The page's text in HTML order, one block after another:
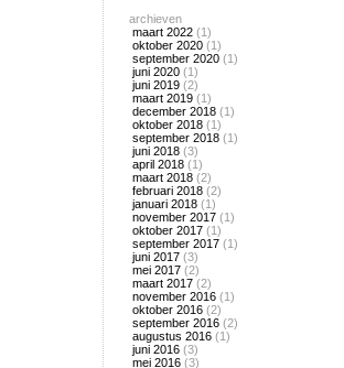
archieven
maart 2022 (1)
oktober 2020 (1)
september 2020 (1)
juni 2020 (1)
juni 2019 (2)
maart 2019 (1)
december 2018 (1)
oktober 2018 (1)
september 2018 (1)
juni 2018 (3)
april 2018 (1)
maart 2018 (2)
februari 2018 (2)
januari 2018 (1)
november 2017 (1)
oktober 2017 (1)
september 2017 (1)
juni 2017 (3)
mei 2017 (2)
maart 2017 (2)
november 2016 (1)
oktober 2016 (2)
september 2016 (2)
augustus 2016 (1)
juni 2016 (3)
mei 2016 (3)